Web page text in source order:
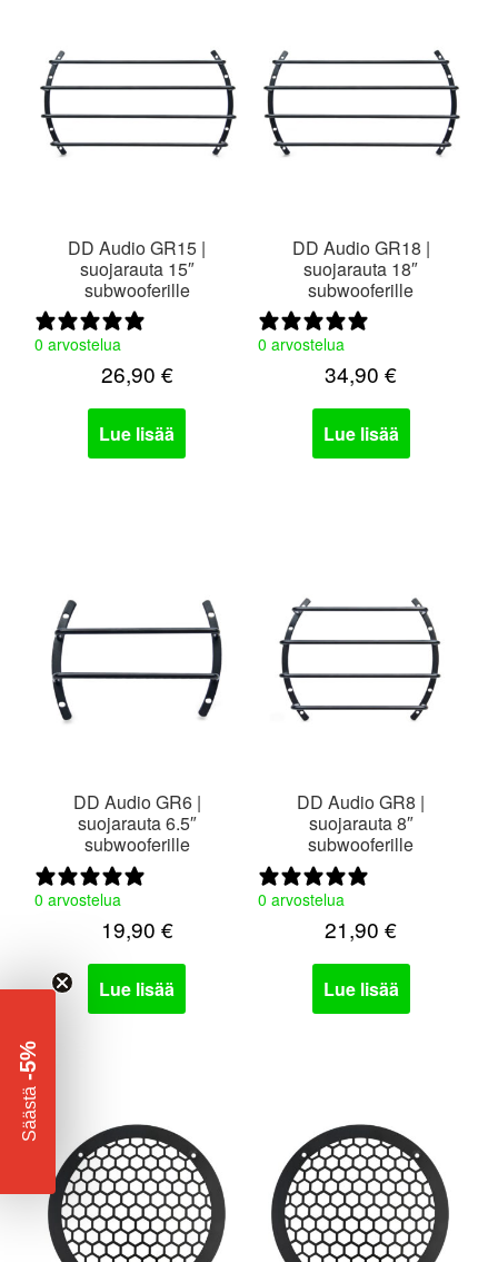
DD Audio GR15 |
suojarauta 15″
subwooferille
0 arvostelua
26,90 €
Lue lisää
DD Audio GR18 |
suojarauta 18″
subwooferille
0 arvostelua
34,90€
Lue lisää
DD Audio GR6 |
suojarauta 6.5″
subwooferille
0 arvostelua
19,90 €
Lue lisää
DD Audio GR8 |
suojarauta 8″
subwooferille
0 arvostelua
21,90€
Lue lisää
Säästä
-5%